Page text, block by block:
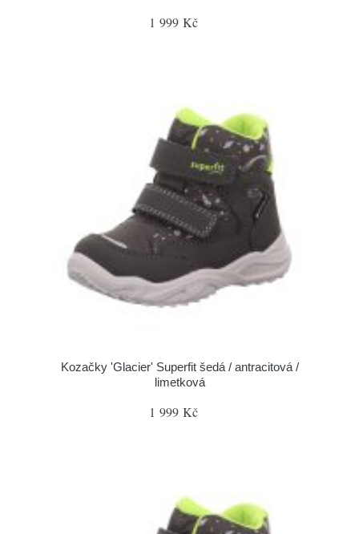
1 999 Kč
Kozačky 'Glacier' Superfit šedá / antracitová /
limetková
1 999 Kč